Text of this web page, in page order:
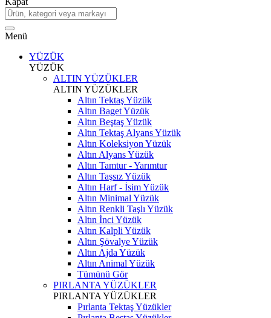
Menü
YÜZÜK
YÜZÜK
ALTIN YÜZÜKLER
ALTIN YÜZÜKLER
Altın Tektaş Yüzük
Altın Baget Yüzük
Altın Beştaş Yüzük
Altın Tektaş Alyans Yüzük
Altın Koleksiyon Yüzük
Altın Alyans Yüzük
Altın Tamtur - Yarımtur
Altın Taşsız Yüzük
Altın Harf - İsim Yüzük
Altın Minimal Yüzük
Altın Renkli Taşlı Yüzük
Altın İnci Yüzük
Altın Kalpli Yüzük
Altın Şövalye Yüzük
Altın Ajda Yüzük
Altın Animal Yüzük
Tümünü Gör
PIRLANTA YÜZÜKLER
PIRLANTA YÜZÜKLER
Pırlanta Tektaş Yüzükler